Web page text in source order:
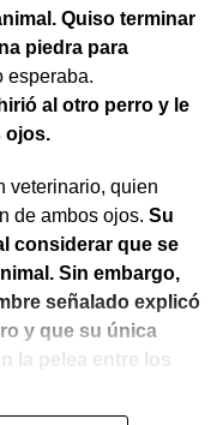
Quiso terminar
piedra para
esperaba.
al otro perro y le
ojos.
veterinario, quien
de ambos ojos. Su
considerar que se
Sin embargo,
señalado explicó
y que su única
la pelea entre los